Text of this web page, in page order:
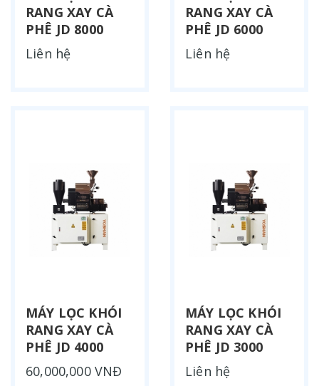
RANG XAY CÀ
PHÊ JD 8000
Liên hệ
RANG XAY CÀ
PHÊ JD 6000
Liên hệ
MÁY LỌC KHÓI
RANG XAY CÀ
PHÊ JD 4000
60,000,000 VNĐ
MÁY LỌC KHÓI
RANG XAY CÀ
PHÊ JD 3000
Liên hệ